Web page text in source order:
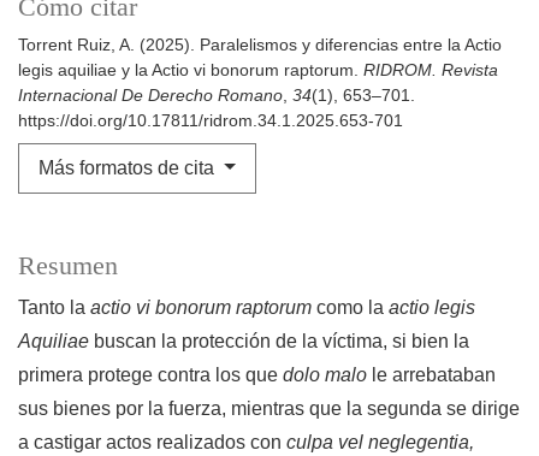
Cómo citar
Torrent Ruiz, A. (2025). Paralelismos y diferencias entre la Actio
legis aquiliae y la Actio vi bonorum raptorum. RIDROM. Revista
Internacional De Derecho Romano, 34(1), 653–701.
https://doi.org/10.17811/ridrom.34.1.2025.653-701
Más formatos de cita
Resumen
Tanto la actio vi bonorum raptorum como la actio legis
Aquiliae buscan la protección de la víctima, si bien la
primera protege contra los que dolo malo le arrebataban
sus bienes por la fuerza, mientras que la segunda se dirige
a castigar actos realizados con culpa vel neglegentia,